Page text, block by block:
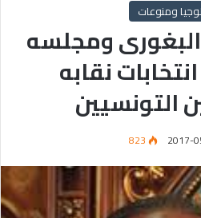
ومنوعات
ومجلسه
نقابه
التونسيين
2017-
823